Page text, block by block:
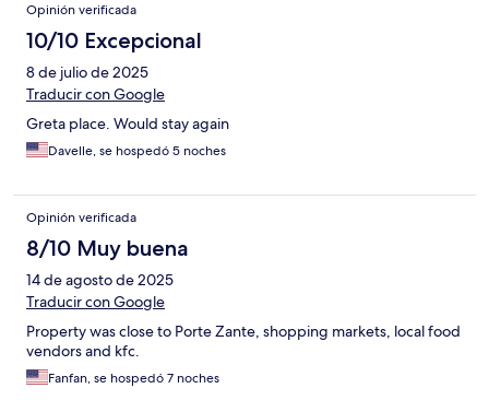
Opinión verificada
10/10 Excepcional
8 de julio de 2025
Traducir con Google
Greta place. Would stay again
Davelle, se hospedó 5 noches
Opinión verificada
8/10 Muy buena
14 de agosto de 2025
Traducir con Google
Property was close to Porte Zante, shopping markets, local food
vendors and kfc.
Fanfan, se hospedó 7 noches